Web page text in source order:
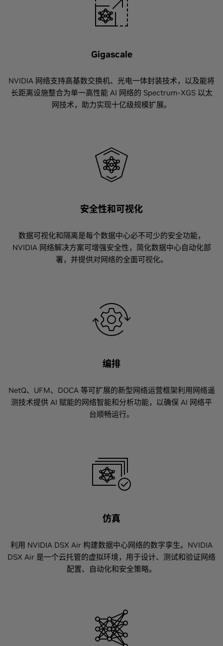
Gigascale
NVIDIA 网络支持高基数交换机、光电一体封装技术，以及能将
长距离设施整合为单一高性能 AI 网络的 Spectrum-XGS 以太
网技术，助力实现十亿级规模扩展。
安全性和可视化
数据可视化和隔离是每个数据中心必不可少的安全功能，
NVIDIA 网络解决方案可增强安全性，简化数据中心自动化部
署，并提供对网络的全面可视化。
编排
NetQ、UFM、DOCA 等可扩展的新型网络运营框架利用网络遥
测技术提供 AI 赋能的网络智能和分析功能，以确保 AI 网络平
台顺畅运行。
仿真
利用 NVIDIA DSX Air 构建数据中心网络的数字孪生。NVIDIA
DSX Air 是一个云托管的虚拟环境，用于设计、测试和验证网络
配置、自动化和安全策略。